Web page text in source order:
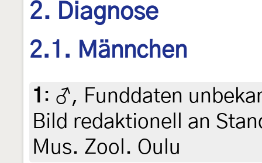
2. Diagnose
2.1. Männchen
1 : ♂, Funddaten
Bild redaktionell an
Mus. Zool. Oulu